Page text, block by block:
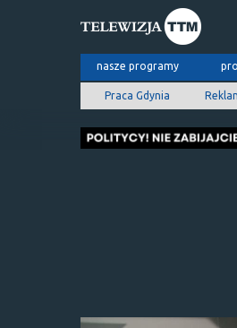
nasze programy
Praca Gdynia